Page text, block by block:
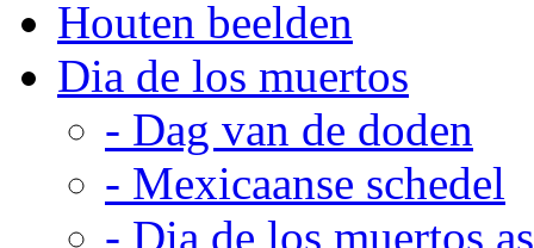
Houten beelden
Dia de los muertos
- Dag van de doden
- Mexicaanse schedel
- Dia de los muertos